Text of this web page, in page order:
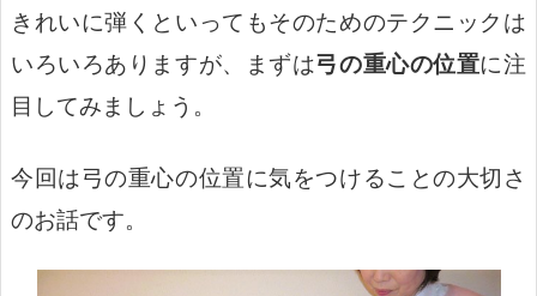
きれいに弾くといってもそのためのテクニックは
いろいろありますが、まずは弓の重心の位置に注
目してみましょう。
今回は弓の重心の位置に気をつけることの大切さ
のお話です。